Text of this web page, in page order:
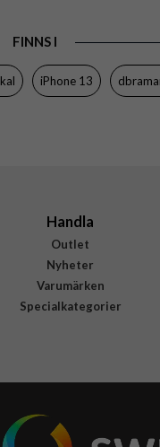
FINNS I
iPhone 13
Handla
Outlet
Nyheter
Varumärken
Specialkategorier